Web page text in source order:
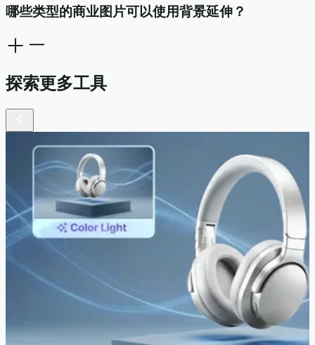
哪些类型的商业图片可以使用背景延伸？
探索更多工具